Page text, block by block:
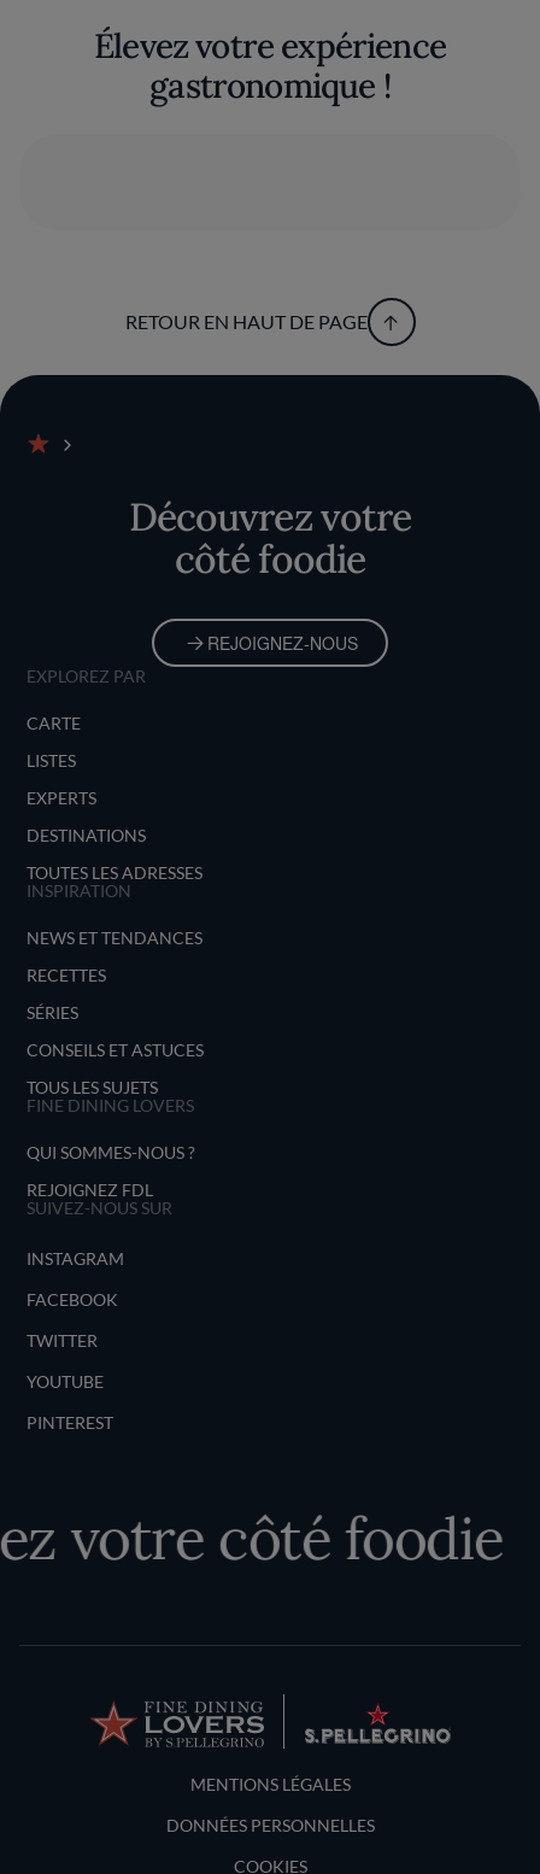
Élevez votre expérience
gastronomique !
RETOUR EN HAUT DE PAGE
Découvrez votre
côté foodie
REJOIGNEZ-NOUS
EXPLOREZ PAR
CARTE
LISTES
EXPERTS
DESTINATIONS
TOUTES LES ADRESSES
INSPIRATION
NEWS ET TENDANCES
RECETTES
SÉRIES
CONSEILS ET ASTUCES
TOUS LES SUJETS
FINE DINING LOVERS
QUI SOMMES-NOUS ?
REJOIGNEZ FDL
SUIVEZ-NOUS SUR
INSTAGRAM
FACEBOOK
TWITTER
YOUTUBE
PINTEREST
votre côté foodie
Terms and Conditions
MENTIONS LÉGALES
DONNÉES PERSONNELLES
COOKIES